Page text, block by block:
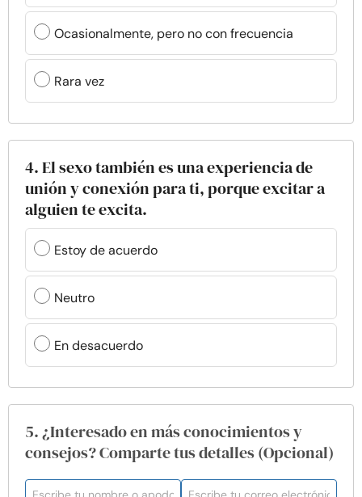
Ocasionalmente, pero no con frecuencia
Rara vez
4. El sexo también es una experiencia de
unión y conexión para ti, porque excitar a
alguien te excita.
Estoy de acuerdo
Neutro
En desacuerdo
5. ¿Interesado en más conocimientos y
consejos? Comparte tus detalles (Opcional)